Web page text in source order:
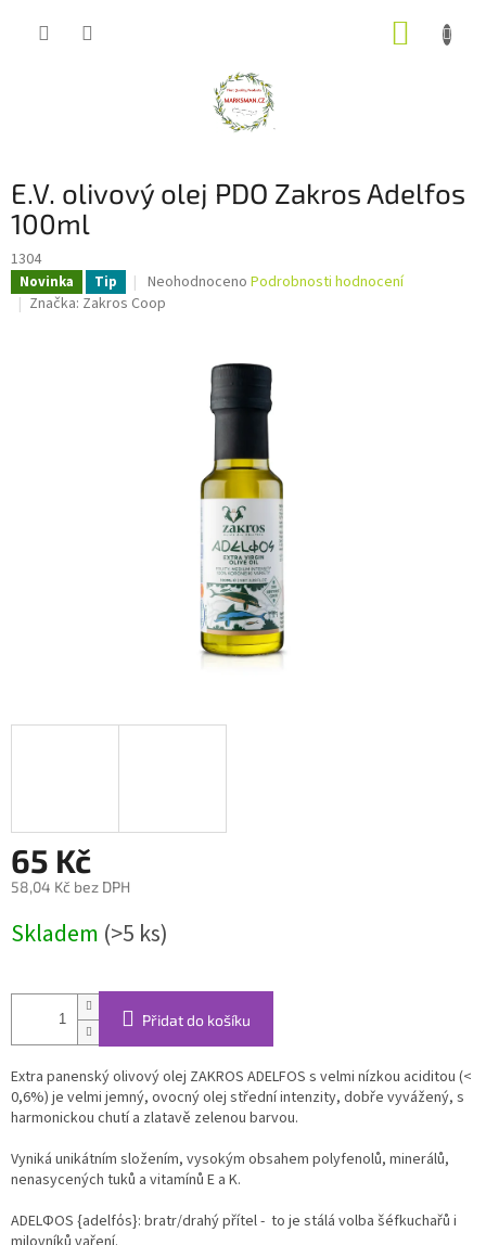
E.V. olivový olej PDO Zakros Adelfos
100ml
1304
Novinka Tip
Průměrné
hodnocení
hvězdiček.
Neohodnoceno Podrobnosti hodnocení
Značka: Zakros Coop
65 Kč
58,04 Kč bez DPH
cena:
Skladem (>5 ks)
Přidat do košíku
Extra panenský olivový olej ZAKROS ADELFOS s velmi nízkou aciditou (<
0,6%) je velmi jemný, ovocný olej střední intenzity, dobře vyvážený, s
harmonickou chutí a zlatavě zelenou barvou.
Vyniká unikátním složením, vysokým obsahem polyfenolů, minerálů,
nenasycených tuků a vitamínů E a K.
ADELΦΟS {adelfόs}: bratr/drahý přítel - to je stálá volba šéfkuchařů i